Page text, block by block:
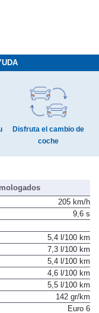
Disfruta el cambio de
205 km/h
5,4 l/100 km
7,3 l/100 km
5,4 l/100 km
4,6 l/100 km
5,5 l/100 km
142 gr/km